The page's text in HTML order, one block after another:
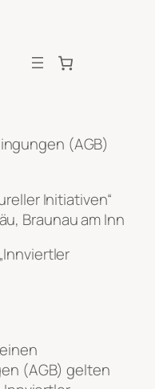
(AGB)
Initiativen“
Braunau am Inn
(AGB) gelten